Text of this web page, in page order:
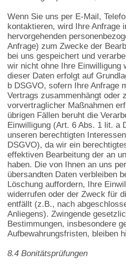
Wenn Sie uns per E-Mail,
kontaktieren, wird Ihre Anfrage
hervorgehenden
Anfrage) zum Zwecke der
bei uns gespeichert und
wir nicht ohne Ihre Einwilligung
dieser Daten erfolgt auf
b DSGVO, sofern Ihre Anfrage
Vertrags zusammenhängt oder
vorvertraglicher Maßnahmen
übrigen Fällen beruht die
Einwilligung (Art. 6 Abs. 1 lit. a
unseren berechtigten
DSGVO), da wir ein
effektiven Bearbeitung der an
haben. Die von Ihnen an uns
übersandten Daten verbleiben
Löschung auffordern, Ihre
widerrufen oder der Zweck für
entfällt (z.B., nach
Anliegens). Zwingende
Bestimmungen, insbesondere
Aufbewahrungsfristen, bleiben
8.4 Bonitätsprüfungen